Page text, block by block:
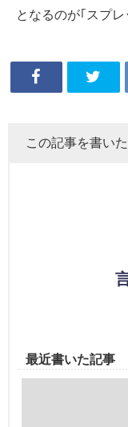
となるのが｢スプレ
この記事を書いた
最近書いた記事